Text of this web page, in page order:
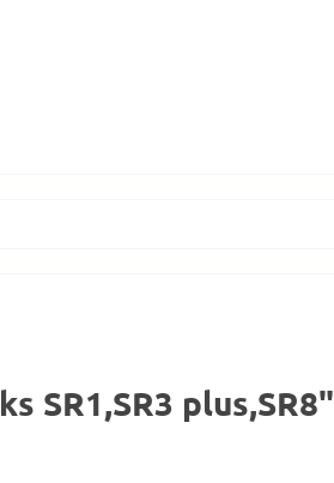
SR1,SR3 plus,SR8"